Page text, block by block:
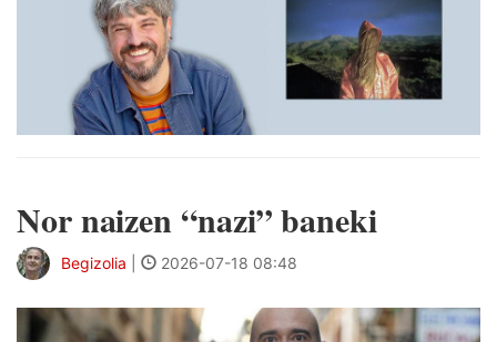
Nor naizen “nazi” baneki
Begizolia 2026-07-18 08:48